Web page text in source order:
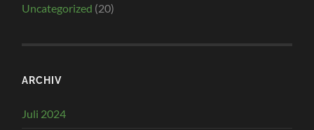
Uncategorized (20)
ARCHIV
Juli 2024